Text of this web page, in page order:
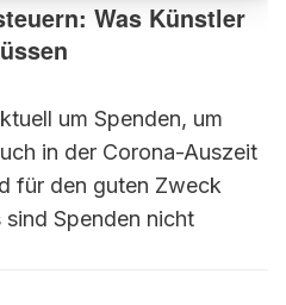
Was Künstler
um Spenden, um
in der Corona-Auszeit
für den guten Zweck
Spenden nicht